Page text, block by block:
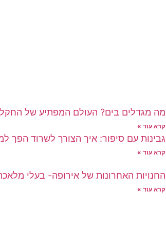
מה מגדלים בים? העולם המפתיע של
קרא עוד »
גבינות עם סיפור: איך הצורך לשרוד הפך
קרא עוד »
החנויות האחרונות של אירופה- בעלי
קרא עוד »